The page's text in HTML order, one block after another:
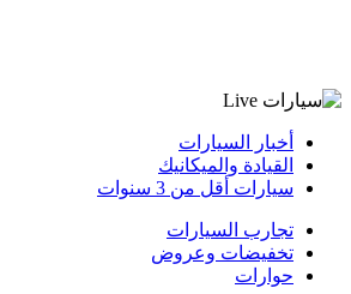
أخبار السيارات
القيادة والميكانيك
سيارات أقل من 3 سنوات
تجارب السيارات
تخفيضات وعروض
حوارات